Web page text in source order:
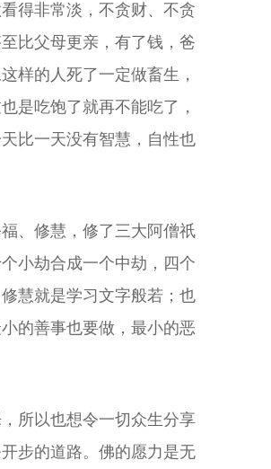
得非常淡，不贪财、不贪
比父母更亲，有了钱，爸
样的人死了一定做畜生，
是吃饱了就再不能吃了，
比一天没有智慧，自性也
、修慧，修了三大阿僧祇
小劫合成一个中劫，四个
慧就是学习文字般若；也
的善事也要做，最小的恶
所以也想令一切众生分享
步的道路。佛的愿力是无